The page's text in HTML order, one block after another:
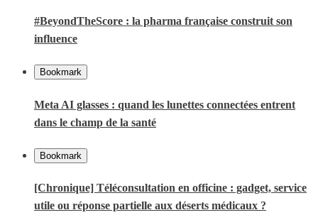
#BeyondTheScore : la pharma française construit son
influence
Bookmark
Meta AI glasses : quand les lunettes connectées entrent
dans le champ de la santé
Bookmark
[Chronique] Téléconsultation en officine : gadget, service
utile ou réponse partielle aux déserts médicaux ?